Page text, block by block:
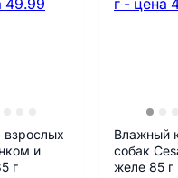
и
г
Влажный
собак
желе 85 г